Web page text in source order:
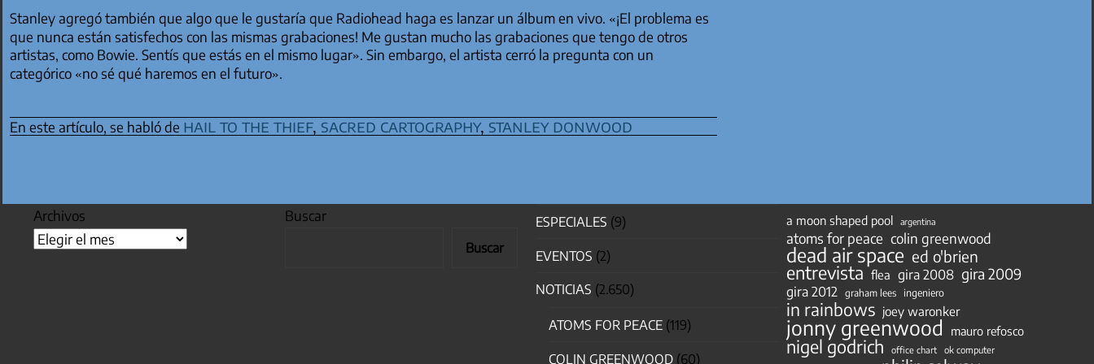
Stanley agregó también que algo que le gustaría que Radiohead haga es lanzar un álbum en vivo. «¡El problema es
que nunca están satisfechos con las mismas grabaciones! Me gustan mucho las grabaciones que tengo de otros
artistas, como Bowie. Sentís que estás en el mismo lugar». Sin embargo, el artista cerró la pregunta con un
categórico «no sé qué haremos en el futuro».
En este artículo, se habló de hail to the thief, sacred cartography, stanley donwood
Archivos Buscar
Buscar
ESPECIALES (9)
EVENTOS (2)
NOTICIAS (2.650)
ATOMS FOR PEACE (119)
COLIN GREENWOOD (60)
a moon shaped pool argentina
atoms for peace colin greenwood
dead air space ed o'brien
entrevista flea gira 2008 gira 2009
gira 2012 graham lees ingeniero
in rainbows joey waronker
jonny greenwood mauro refosco
nigel godrich office chart ok computer